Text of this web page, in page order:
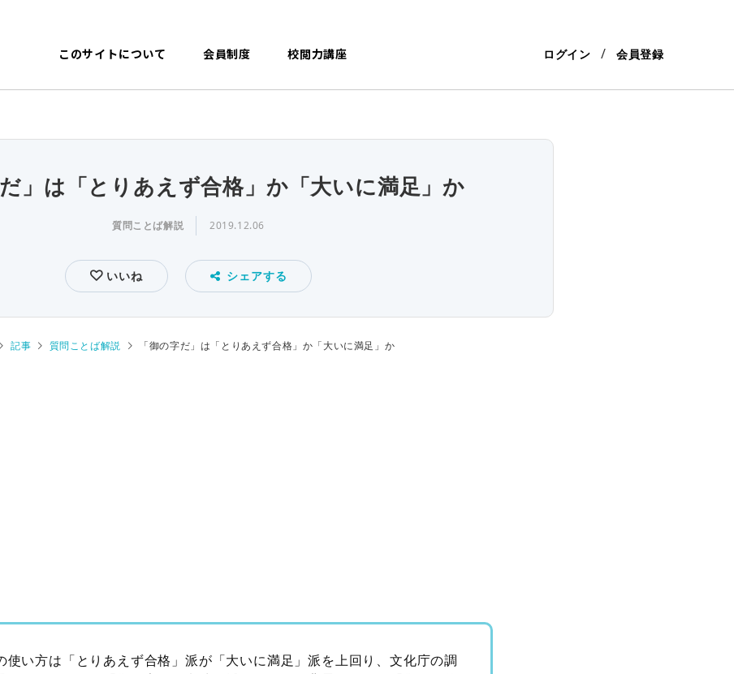
このサイトについて 会員制度 校閲力講座 ログイン 会員登録
だ」は「とりあえず合格」か「大いに満足」か
質問ことば解説 2019.12.06
いいね シェアする
記事 質問ことば解説 「御の字だ」は「とりあえず合格」か「大いに満足」か
使い方は「とりあえず合格」派が「大いに満足」派を上回り、文化庁の調